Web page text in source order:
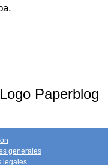
generales
legales